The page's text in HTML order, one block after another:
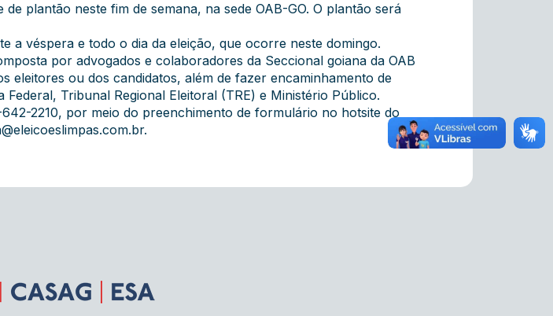
plantão neste fim de semana, na sede OAB-GO. O plantão será
a véspera e todo o dia da eleição, que ocorre neste domingo.
por advogados e colaboradores da Seccional goiana da OAB
eleitores ou dos candidatos, além de fazer encaminhamento de
Tribunal Regional Eleitoral (TRE) e Ministério Público.
2210, por meio do preenchimento de formulário no hotsite do
.